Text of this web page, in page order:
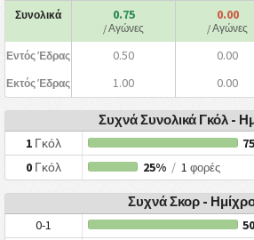
Συνολικά 0.75
/ Αγώνες
0.00
/ Αγώνες
Εντός Έδρας 0.50 0.00
Εκτός Έδρας 1.00 0.00
Συχνά Συνολικά Γκόλ -
1 Γκόλ
0 Γκόλ 25% /1 φορές
Συχνά Σκορ -
0-1